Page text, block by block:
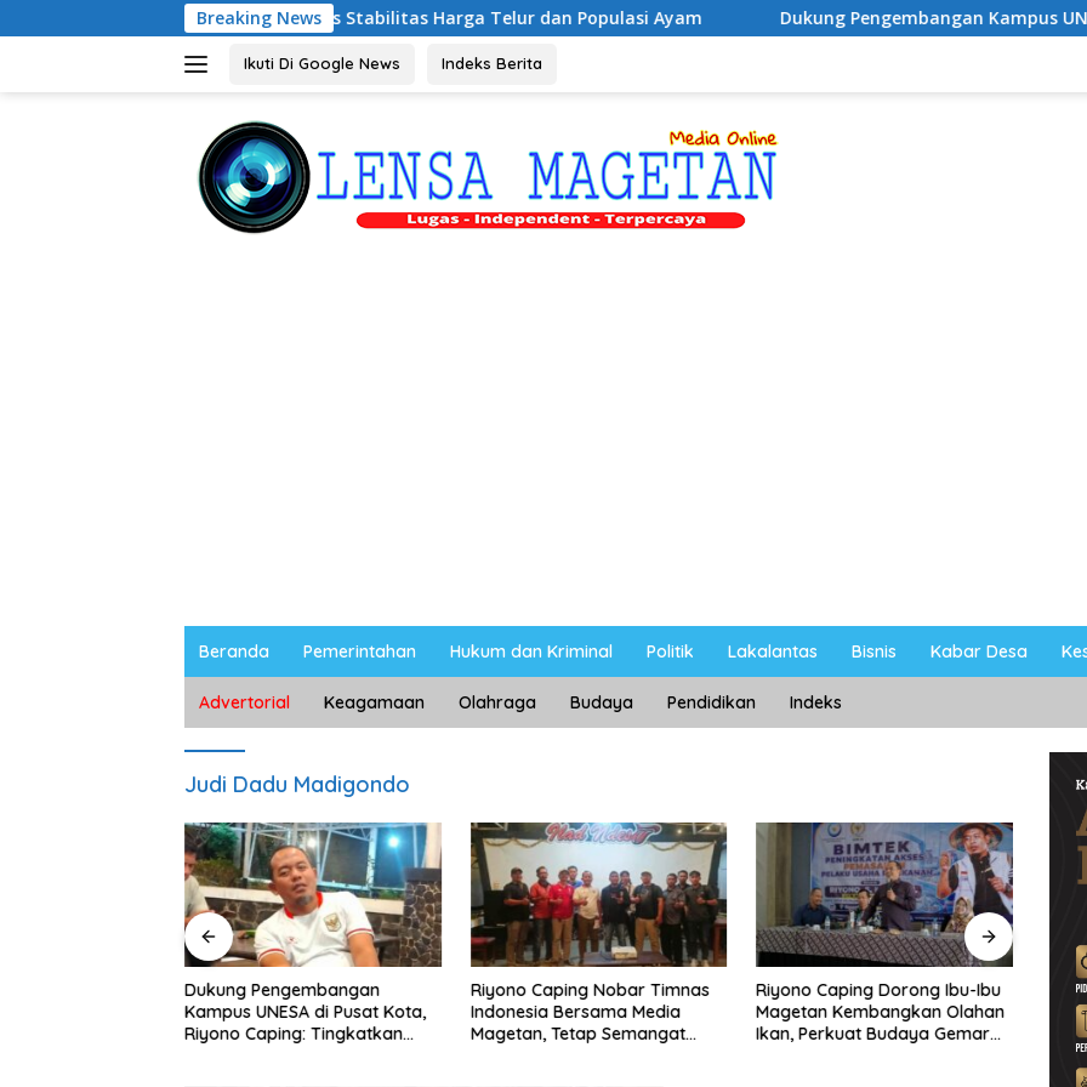
ke
Breaking News
Riyono Bahas Stabilitas Harga Telur dan Populasi Ayam Dukung Pengembangan Kampus UNESA di Pusat
Ikuti Di Google News Indeks Berita
Beranda Pemerintahan Hukum dan Kriminal Politik Lakalantas Bisnis Kabar Desa
Advertorial Keagamaan Olahraga Budaya Pendidikan Indeks
Judi Dadu Madigondo
Dukung Pengembangan
Kampus UNESA di Pusat Kota,
Riyono Caping: Tingkatkan
Riyono Caping Nobar Timnas
Indonesia Bersama Media
Magetan, Tetap Semangat
Riyono Caping Dorong Ibu-Ibu
Magetan Kembangkan Olahan
Ikan, Perkuat Budaya Gemar
Ahmad
Sholeh:
Viral No